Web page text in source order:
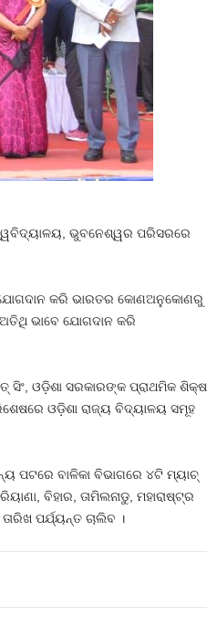
ଭୁବନେଶ୍ୱର ପରିସରରେ
ଯୋଗଦାନ କରି ଭାରତର କୋଣଅନୁକୋଣରୁ
ଅତିଥି ଭାବେ ଯୋଗଦାନ କରି
ଓଡ଼ିଶା ସରକାରଙ୍କ ପ୍ରାଥମିକ
ଓଡ଼ିଶା ରାଜ୍ୟ ବିଦ୍ୟାଳୟ ସମୂହ
ପଟରେ ବାଳିକା ବିଭାଗରେ ୪ଟି ମ୍ୟାଚ୍‌
ବିହାର, ତାମିଲନାଡୁ, ମହାରାଷ୍ଟ୍ର
ପର୍ଯ୍ୟନ୍ତ ଚାଲିବ ।